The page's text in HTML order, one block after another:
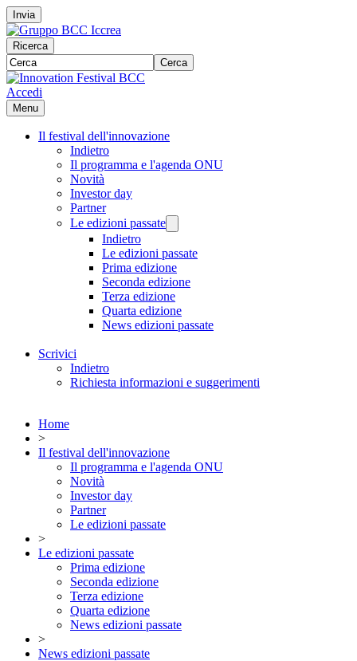
Invia
Ricerca
Cerca
Accedi
Menu
Il festival dell'innovazione
Indietro
Il programma e l'agenda ONU
Novità
Investor day
Partner
Le edizioni passate
Indietro
Le edizioni passate
Prima edizione
Seconda edizione
Terza edizione
Quarta edizione
News edizioni passate
Scrivici
Indietro
Richiesta informazioni e suggerimenti
Home
>
Il festival dell'innovazione
Il programma e l'agenda ONU
Novità
Investor day
Partner
Le edizioni passate
>
Le edizioni passate
Prima edizione
Seconda edizione
Terza edizione
Quarta edizione
News edizioni passate
>
News edizioni passate